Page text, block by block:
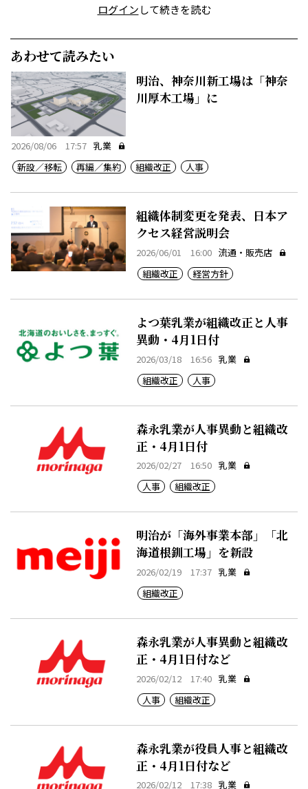
ログインして続きを読む
あわせて読みたい
明治、神奈川新工場は「神奈
川厚木工場」に
2026/08/06 17:57 乳業
新設／移転
再編／集約 組織改正 人事
組織体制変更を発表、日本ア
クセス経営説明会
2026/06/01 16:00 流通・販売店
組織改正
経営方針
よつ葉乳業が組織改正と人事
異動・4月1日付
2026/03/18 16:56 乳業
組織改正
人事
森永乳業が人事異動と組織改
正・4月1日付
2026/02/27 16:50 乳業
人事
組織改正
明治が「海外事業本部」「北
海道根釧工場」を新設
2026/02/19 17:37 乳業
組織改正
森永乳業が人事異動と組織改
正・4月1日付など
2026/02/12 17:40 乳業
人事
組織改正
森永乳業が役員人事と組織改
正・4月1日付など
2026/02/12 17:38 乳業